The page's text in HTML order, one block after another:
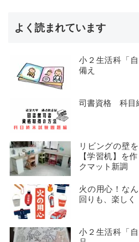
よく読まれています
小２生活科「
備え
司書資格 科目
リビングの壁
【学習机】を
クマット新調
火の用心！な
回りも、楽しく
小２生活科「